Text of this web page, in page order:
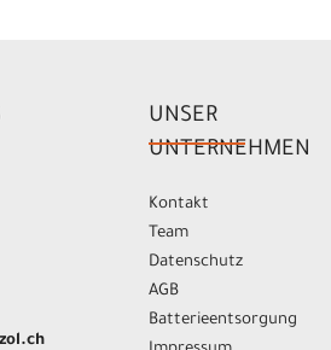
UNSER
UNTERNEHMEN
Kontakt
Team
Datenschutz
AGB
Batterieentsorgung